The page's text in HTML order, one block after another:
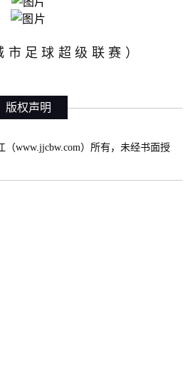
市足球超级联赛）
版权声明
www.jjcbw.com）所有，未经书面授